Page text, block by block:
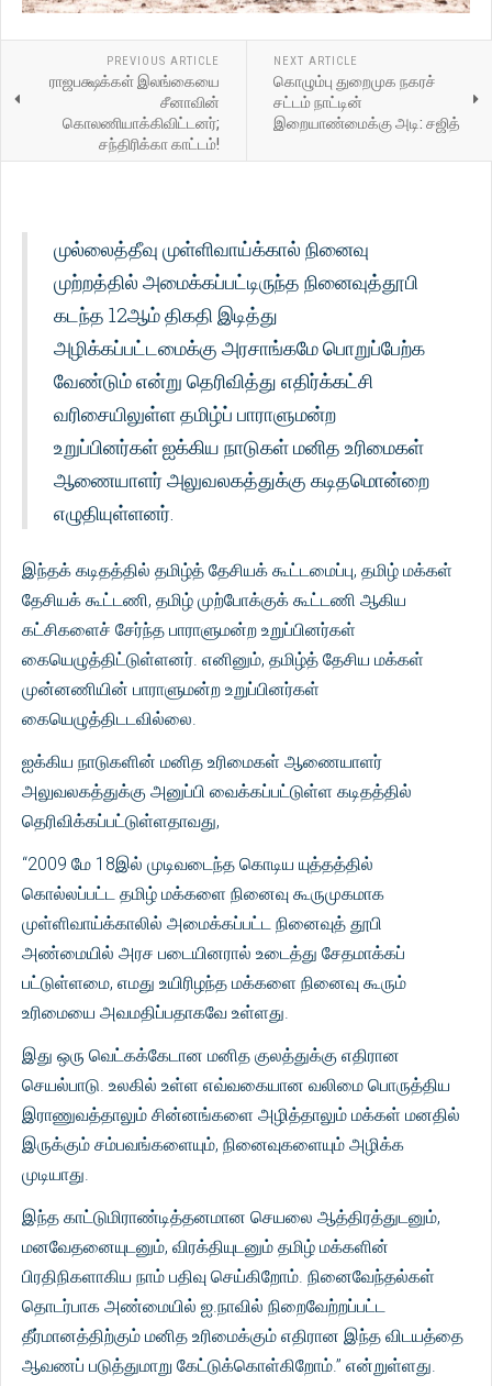
PREVIOUS ARTICLE
ராஜபக்ஷக்கள் இலங்கையை
சீனாவின்
கொலணியாக்கிவிட்டனர்;
சந்திரிக்கா காட்டம்!
NEXT ARTICLE
கொழும்பு துறைமுக நகரச்
சட்டம் நாட்டின்
இறையாண்மைக்கு அடி: சஜித்
முல்லைத்தீவு முள்ளிவாய்க்கால் நினைவு
முற்றத்தில் அமைக்கப்பட்டிருந்த நினைவுத்தூபி
கடந்த 12ஆம் திகதி இடித்து
அழிக்கப்பட்டமைக்கு அரசாங்கமே பொறுப்பேற்க
வேண்டும் என்று தெரிவித்து எதிர்க்கட்சி
வரிசையிலுள்ள தமிழ்ப் பாராளுமன்ற
உறுப்பினர்கள் ஐக்கிய நாடுகள் மனித உரிமைகள்
ஆணையாளர் அலுவலகத்துக்கு கடிதமொன்றை
எழுதியுள்ளனர்.
இந்தக் கடிதத்தில் தமிழ்த் தேசியக் கூட்டமைப்பு, தமிழ் மக்கள்
தேசியக் கூட்டணி, தமிழ் முற்போக்குக் கூட்டணி ஆகிய
கட்சிகளைச் சேர்ந்த பாராளுமன்ற உறுப்பினர்கள்
கையெழுத்திட்டுள்ளனர். எனினும், தமிழ்த் தேசிய மக்கள்
முன்னணியின் பாராளுமன்ற உறுப்பினர்கள்
கையெழுத்திடடவில்லை.
ஐக்கிய நாடுகளின் மனித உரிமைகள் ஆணையாளர்
அலுவலகத்துக்கு அனுப்பி வைக்கப்பட்டுள்ள கடிதத்தில்
தெரிவிக்கப்பட்டுள்ளதாவது,
“2009 மே 18இல் முடிவடைந்த கொடிய யுத்தத்தில்
கொல்லப்பட்ட தமிழ் மக்களை நினைவு கூருமுகமாக
முள்ளிவாய்க்காலில் அமைக்கப்பட்ட நினைவுத் தூபி
அண்மையில் அரச படையினரால் உடைத்து சேதமாக்கப்
பட்டுள்ளமை, எமது உயிரிழந்த மக்களை நினைவு கூரும்
உரிமையை அவமதிப்பதாகவே உள்ளது.
இது ஒரு வெட்கக்கேடான மனித குலத்துக்கு எதிரான
செயல்பாடு. உலகில் உள்ள எவ்வகையான வலிமை பொருத்திய
இராணுவத்தாலும் சின்னங்களை அழித்தாலும் மக்கள் மனதில்
இருக்கும் சம்பவங்களையும், நினைவுகளையும் அழிக்க
முடியாது.
இந்த காட்டுமிராண்டித்தனமான செயலை ஆத்திரத்துடனும்,
மனவேதனையுடனும், விரக்தியுடனும் தமிழ் மக்களின்
பிரதிநிகளாகிய நாம் பதிவு செய்கிறோம். நினைவேந்தல்கள்
தொடர்பாக அண்மையில் ஐ.நாவில் நிறைவேற்றப்பட்ட
தீர்மானத்திற்கும் மனித உரிமைக்கும் எதிரான இந்த விடயத்தை
ஆவணப் படுத்துமாறு கேட்டுக்கொள்கிறோம்.” என்றுள்ளது.